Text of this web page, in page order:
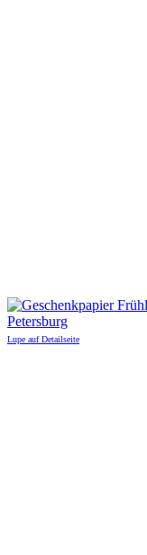
Lupe auf Detailseite